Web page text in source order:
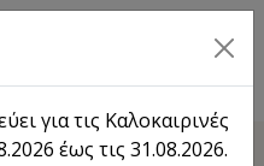
EN
για τις Καλοκαιρινές
έως τις 31.08.2026.